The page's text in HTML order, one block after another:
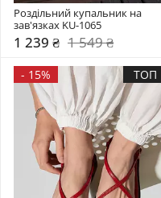
Роздільний купальник на
зав'язках KU-1065
1 239 ₴ 1 549 ₴
- 15% ТОП